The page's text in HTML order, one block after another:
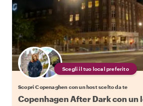
Scegli il tuo local preferito
Scopri Copenaghen con un host scelto da te
Copenhagen After Dark con un